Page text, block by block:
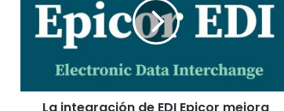
EDI
Epicor
mejora
procesamiento
de
datos